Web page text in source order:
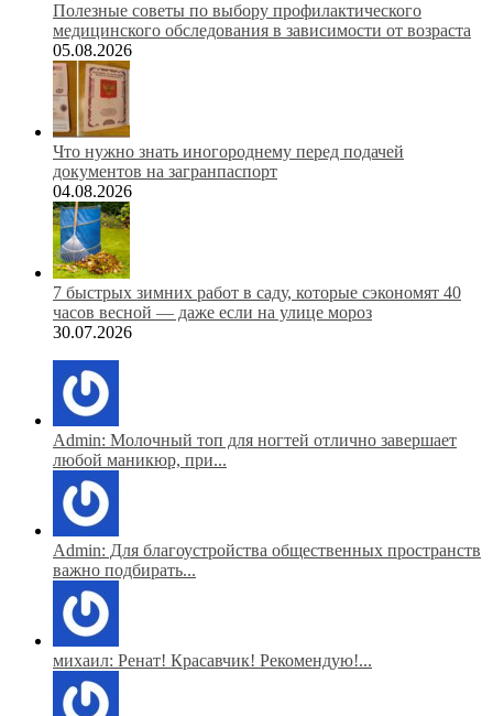
Полезные советы по выбору профилактического
медицинского обследования в зависимости от возраста
05.08.2026
Что нужно знать иногороднему перед подачей
документов на загранпаспорт
04.08.2026
7 быстрых зимних работ в саду, которые сэкономят 40
часов весной — даже если на улице мороз
30.07.2026
Admin: Молочный топ для ногтей отлично завершает
любой маникюр, при...
Admin: Для благоустройства общественных пространств
важно подбирать...
михаил: Ренат! Красавчик! Рекомендую!...